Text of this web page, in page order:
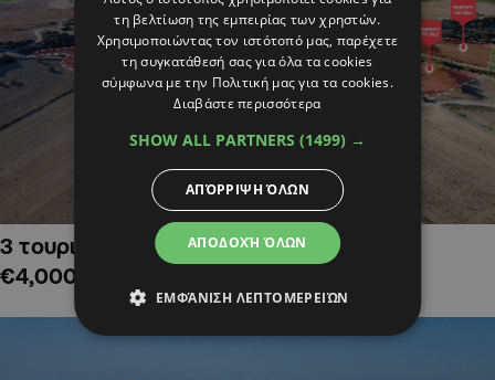
3 τουριστικά χωράφια στην Αλαμινό,
€4,000,000
τη βελτίωση της εμπειρίας των χρηστών.
Χρησιμοποιώντας τον ιστότοπό μας, παρέχετε
τη συγκατάθεσή σας για όλα τα cookies
σύμφωνα με την Πολιτική μας για τα cookies.
Διαβάστε περισσότερα
SHOW ALL PARTNERS (1499) →
ΑΠΟΔΟΧΉ ΌΛΩΝ
ΑΠΌΡΡΙΨΗ ΌΛΩΝ
ΕΜΦΆΝΙΣΗ ΛΕΠΤΟΜΕΡΕΙΏΝ